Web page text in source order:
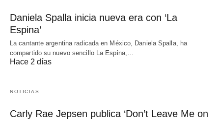
Daniela Spalla inicia nueva era con ‘La
Espina’
La cantante argentina radicada en México, Daniela Spalla, ha
compartido su nuevo sencillo La Espina,…
Hace 2 días
NOTICIAS
Carly Rae Jepsen publica ‘Don’t Leave Me on